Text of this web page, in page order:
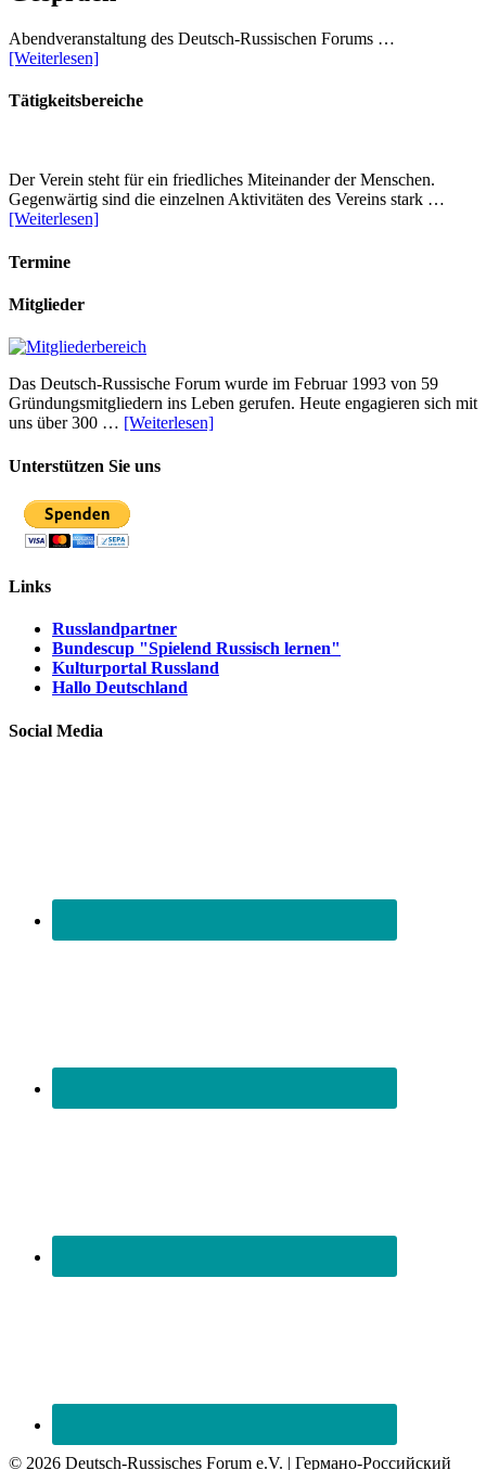
Abendveranstaltung des Deutsch-Russischen Forums …
[Weiterlesen]
Tätigkeitsbereiche
Der Verein steht für ein friedliches Miteinander der Menschen.
Gegenwärtig sind die einzelnen Aktivitäten des Vereins stark …
[Weiterlesen]
Termine
Mitglieder
Das Deutsch-Russische Forum wurde im Februar 1993 von 59
Gründungsmitgliedern ins Leben gerufen. Heute engagieren sich mit
uns über 300 … [Weiterlesen]
Unterstützen Sie uns
Links
Russlandpartner
Bundescup "Spielend Russisch lernen"
Kulturportal Russland
Hallo Deutschland
Social Media
© 2026 Deutsch-Russisches Forum e.V. | Германо-Российский